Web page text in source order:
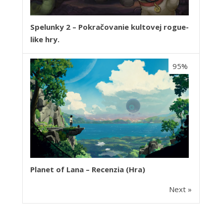
Spelunky 2 – Pokračovanie kultovej rogue-
like hry.
Planet of Lana – Recenzia (Hra)
95%
Next »